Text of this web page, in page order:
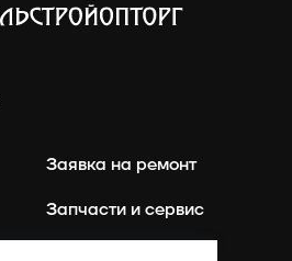
Заявка на ремонт
Запчасти и сервис